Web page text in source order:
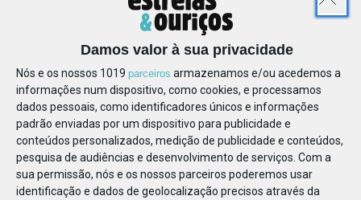
Damos valor à sua privacidade
Nós e os nossos 1019 parceiros armazenamos e/ou acedemos a
informações num dispositivo, como cookies, e processamos
dados pessoais, como identificadores únicos e informações
padrão enviadas por um dispositivo para publicidade e
conteúdos personalizados, medição de publicidade e conteúdos,
pesquisa de audiências e desenvolvimento de serviços. Com a
sua permissão, nós e os nossos parceiros poderemos usar
identificação e dados de geolocalização precisos através da